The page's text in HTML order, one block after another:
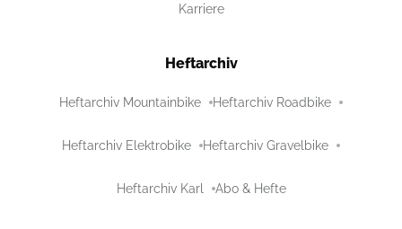
Karriere
Heftarchiv
Heftarchiv Mountainbike Heftarchiv Roadbike
Heftarchiv Elektrobike Heftarchiv Gravelbike
Heftarchiv Karl Abo & Hefte